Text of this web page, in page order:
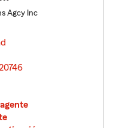
Agcy Inc